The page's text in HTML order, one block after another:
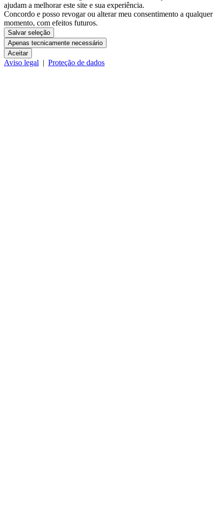
ajudam a melhorar este site e sua experiência.
Concordo e posso revogar ou alterar meu consentimento a qualquer
momento, com efeitos futuros.
Salvar seleção
Apenas tecnicamente necessário
Aceitar
Aviso legal | Proteção de dados